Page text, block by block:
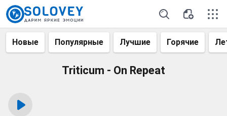
Новые Популярные Лучшие Горячие
Triticum - On Repeat